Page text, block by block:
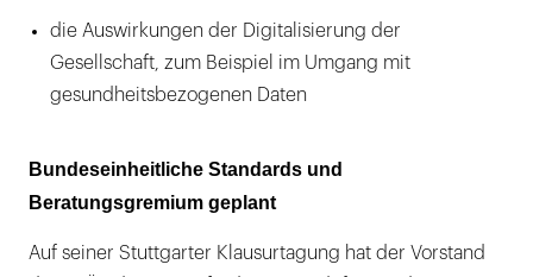
die Auswirkungen der Digitalisierung der
Gesellschaft, zum Beispiel im Umgang mit
gesundheitsbezogenen Daten
Bundeseinheitliche Standards und
Beratungsgremium geplant
Auf seiner Stuttgarter Klausurtagung hat der Vorstand